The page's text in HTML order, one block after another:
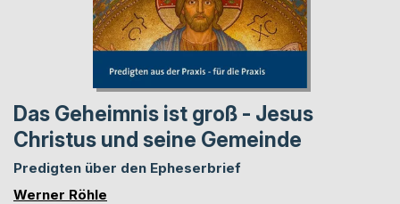
Das Geheimnis ist groß - Jesus
Christus und seine Gemeinde
Predigten über den Epheserbrief
Werner Röhle